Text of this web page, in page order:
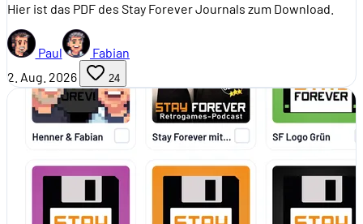
Hier ist das PDF des Stay Forever Journals zum Download.
Paul
Fabian
2. Aug. 2026
24